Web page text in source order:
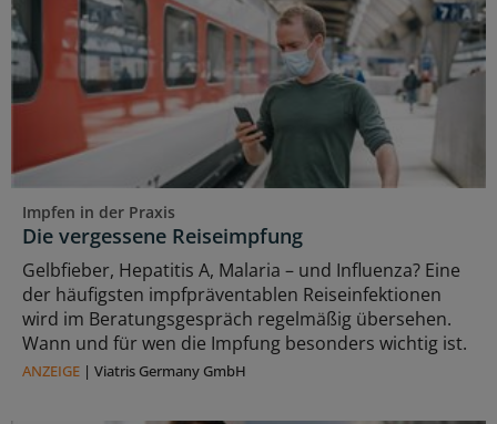
Impfen in der Praxis
Die vergessene Reiseimpfung
Gelbfieber, Hepatitis A, Malaria – und Influenza? Eine
der häufigsten impfpräventablen Reiseinfektionen
wird im Beratungsgespräch regelmäßig übersehen.
Wann und für wen die Impfung besonders wichtig ist.
ANZEIGE | Viatris Germany GmbH